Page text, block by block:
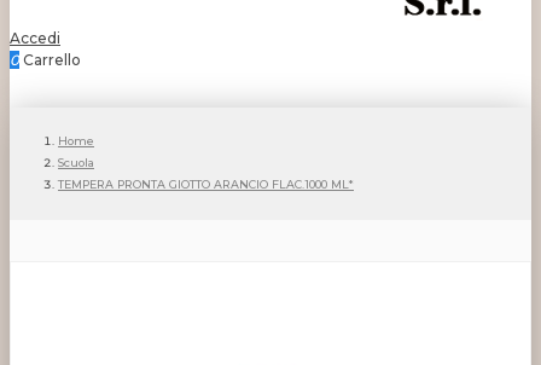
Accedi
0 Carrello
Home
Scuola
TEMPERA PRONTA GIOTTO ARANCIO FLAC.1000 ML*